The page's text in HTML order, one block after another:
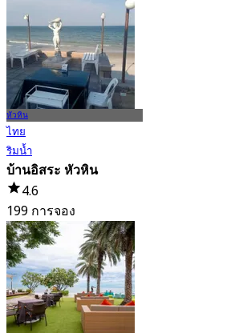
หัวหิน
ไทย
ริมน้ำ
บ้านอิสระ หัวหิน
4.6
199 การจอง
จาก฿ 595